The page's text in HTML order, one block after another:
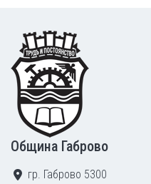
Footer
Община Габрово
гр. Габрово 5300